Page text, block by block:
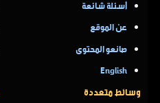
أسئلة شائعة
عن الموقع
صانعو المحتوى
English
وسائط متعددة